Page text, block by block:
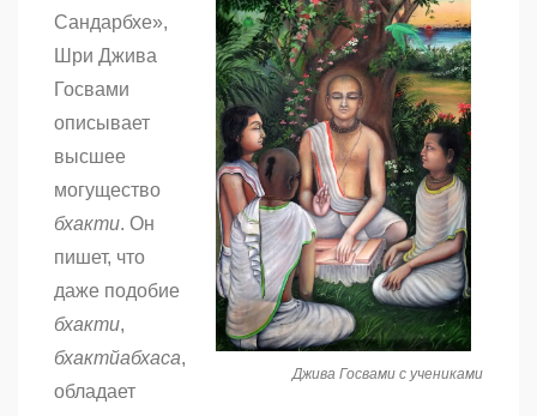
Джива Госвами с учениками
Сандарбхе»,
Шри Джива
Госвами
описывает
высшее
могущество
бхакти. Он
пишет, что
даже подобие
бхакти,
бхактйабхаса,
обладает